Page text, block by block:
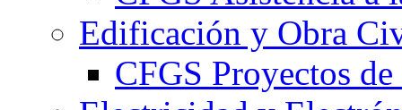
Edificación y Obra
CFGS Proyectos